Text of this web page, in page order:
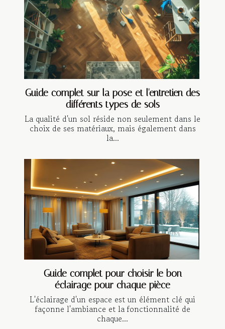
Guide complet sur la pose et l'entretien des
différents types de sols
La qualité d'un sol réside non seulement dans le
choix de ses matériaux, mais également dans
la...
Guide complet pour choisir le bon
éclairage pour chaque pièce
L'éclairage d'un espace est un élément clé qui
façonne l'ambiance et la fonctionnalité de
chaque...